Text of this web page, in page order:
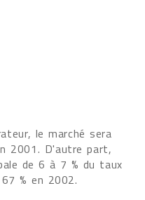
le marché sera
2001. D'autre part,
de 6 à 7 % du taux
% en 2002.